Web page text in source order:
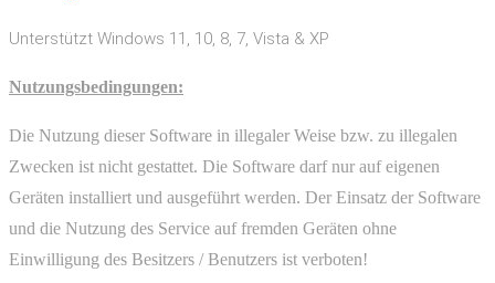
Unterstützt Windows 11, 10, 8, 7, Vista & XP
Nutzungsbedingungen:
Die Nutzung dieser Software in illegaler Weise bzw. zu illegalen
Zwecken ist nicht gestattet. Die Software darf nur auf eigenen
Geräten installiert und ausgeführt werden. Der Einsatz der Software
und die Nutzung des Service auf fremden Geräten ohne
Einwilligung des Besitzers / Benutzers ist verboten!